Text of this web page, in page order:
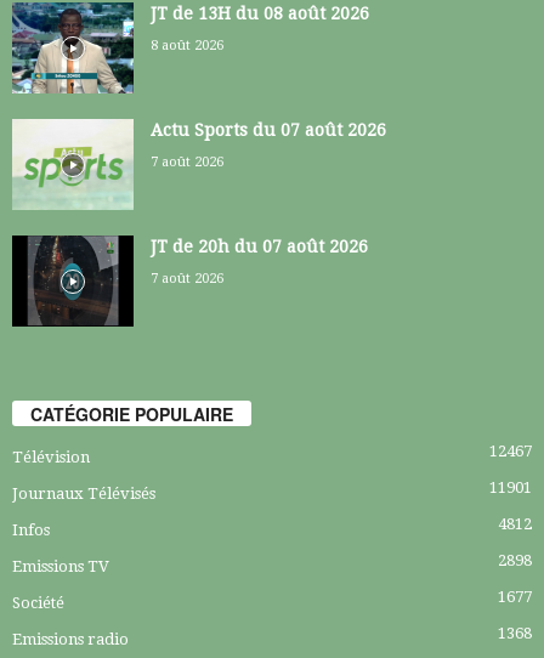
JT de 13H du 08 août 2026
8 août 2026
Actu Sports du 07 août 2026
7 août 2026
JT de 20h du 07 août 2026
7 août 2026
CATÉGORIE POPULAIRE
Télévision 12467
Journaux Télévisés 11901
Infos 4812
Emissions TV 2898
Société 1677
Emissions radio 1368